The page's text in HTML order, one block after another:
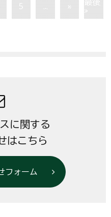
5 ... » »
に関する
はこちら
フォーム